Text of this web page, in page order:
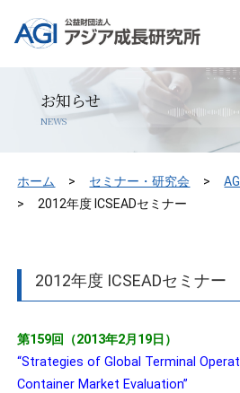
お知らせ
NEWS
ホーム セミナー・研究会
2012年度 ICSEADセミナー
2012年度 ICSEADセミナー
第159回（2013年2月19日）
“Strategies of Global Terminal
Container Market Evaluation”